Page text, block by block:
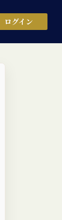
ログイン